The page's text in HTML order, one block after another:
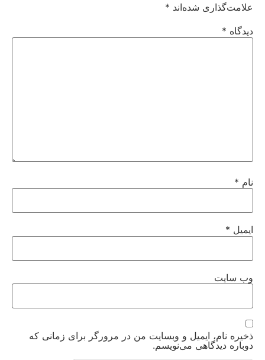
علامت‌گذاری شده‌اند *
دیدگاه *
نام *
ایمیل *
وب‌ سایت
ذخیره نام، ایمیل و وبسایت من در مرورگر برای زمانی که
دوباره دیدگاهی می‌نویسم.